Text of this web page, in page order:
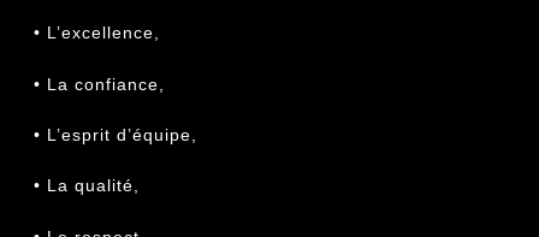
• L’excellence,
• La confiance,
• L’esprit d’équipe,
• La qualité,